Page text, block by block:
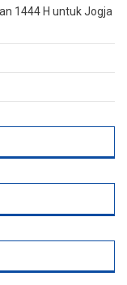
1444 H untuk Jogja